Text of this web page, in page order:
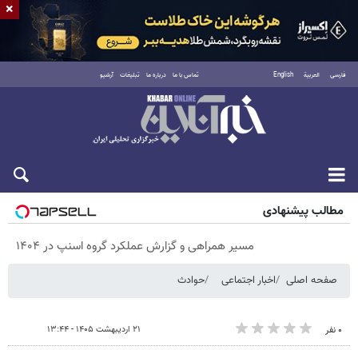
فارسی العربية English تماس با ما درباره ما تبلیغات آرشیو
پنجشنبه ۱۵ مرداد ۱۴۰۵
مطالب پیشنهادی
مسیر همراهی و گزارش عملکرد گروه اسنپ در ۱۴۰۴
صفحه اصلی اخبار اجتماعی حوادث
۰ نفر ۲۱ اردیبهشت ۱۴۰۵ - ۱۳:۴۴
×